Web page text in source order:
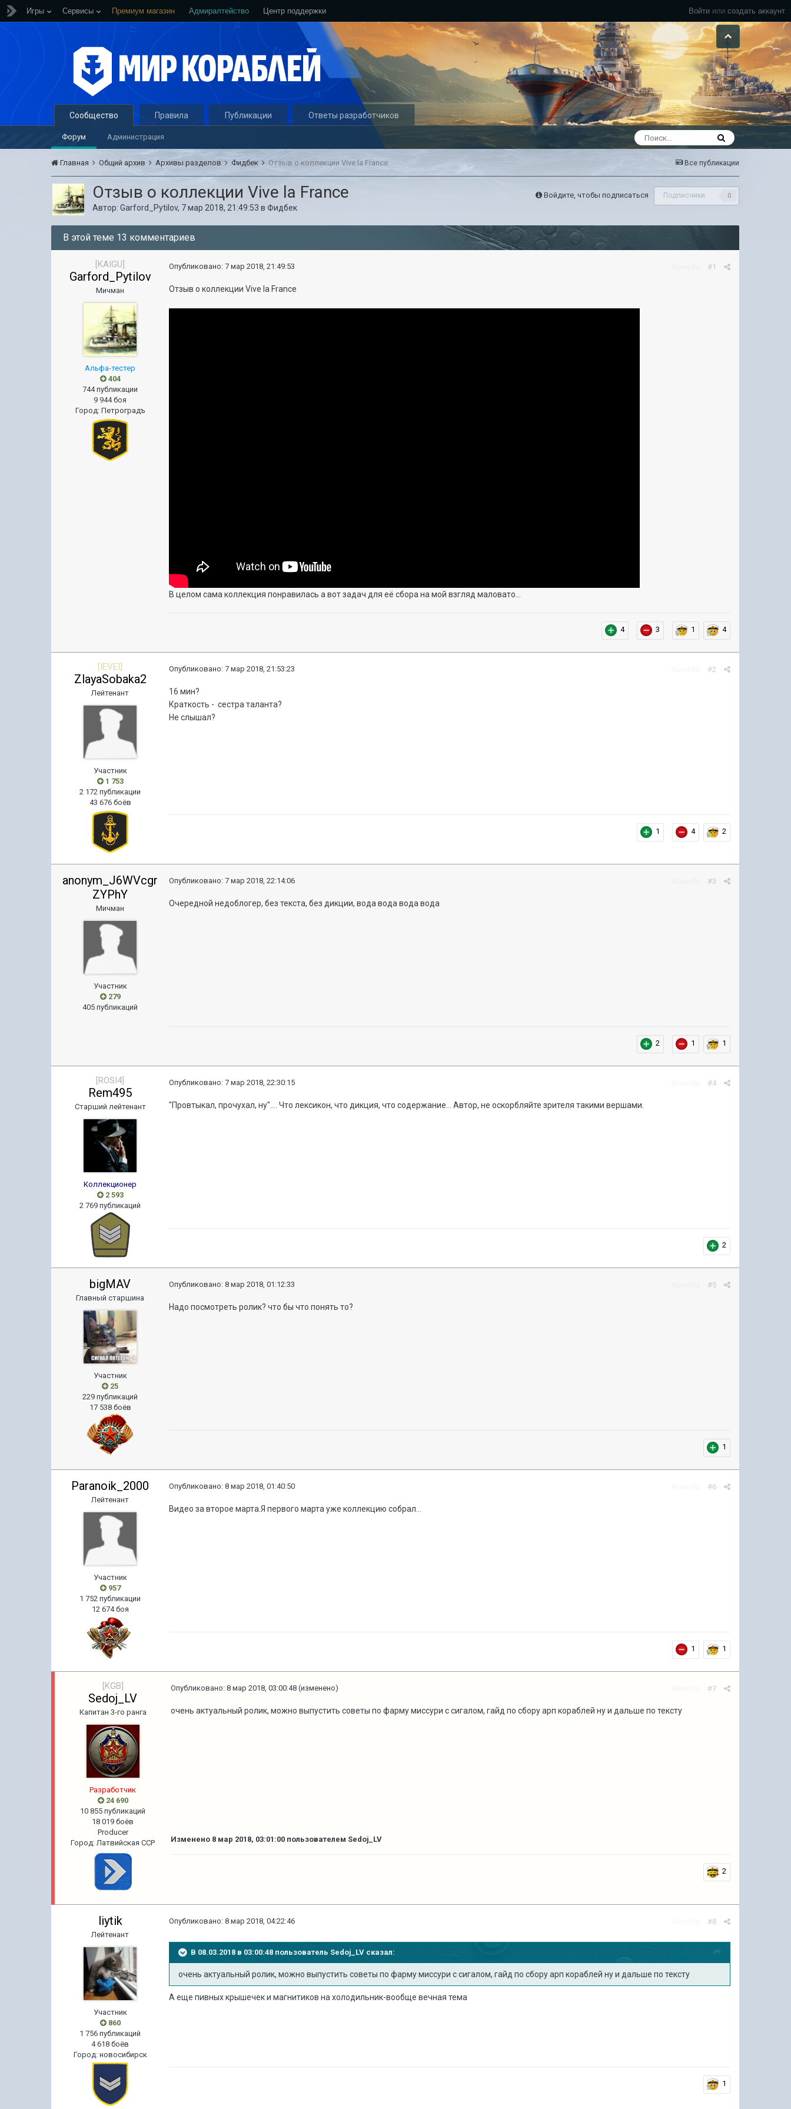
Войти или создать аккаунт
Игры Сервисы Премиум магазин Адмиралтейство Центр поддержки
Сообщество
Форум Администрация
Правила Публикации Ответы разработчиков
Все публикации
Главная Общий архив Архивы разделов Фидбек Отзыв о коллекции Vive la France
Войдите, чтобы подписаться Подписчики 0
Отзыв о коллекции Vive la France
Автор:Garford_Pytilov, 7 мар 2018, 21:49:53 вФидбек
В этой теме 13 комментариев
[KAIGU]
Garford_Pytilov
Мичман
Альфа-тестер
404
744 публикации
9 944 боя
Город:Петроградъ
#1
Опубликовано:7 мар 2018, 21:49:53
Отзыв о коллекции Vive la France
В целом сама коллекция понравилась а вот задач для её сбора на мой взгляд маловато...
4 3 1 4
[IEVEI]
ZlayaSobaka2
Лейтенант
Участник
1 753
2 172 публикации
43 676 боёв
#2
Опубликовано:7 мар 2018, 21:53:23
16 мин?
Краткость - сестра таланта?
Не слышал?
1 4 2
anonym_J6WVcgr
ZYPhY
Мичман
Участник
279
405 публикаций
#3
Опубликовано:7 мар 2018, 22:14:06
Очередной недоблогер, без текста, без дикции, вода вода вода вода
2 1 1
[ROSI4]
Rem495
Старший лейтенант
Коллекционер
2 593
2 769 публикаций
#4
Опубликовано:7 мар 2018, 22:30:15
"Провтыкал, прочухал, ну".... Что лексикон, что дикция, что содержание... Автор, не оскорбляйте зрителя такими вершами.
2
bigMAV
Главный старшина
Участник
25
229 публикаций
17 538 боёв
#5
Опубликовано:8 мар 2018, 01:12:33
Надо посмотреть ролик? что бы что понять то?
1
Paranoik_2000
Лейтенант
Участник
957
1 752 публикации
12 674 боя
#6
Опубликовано:8 мар 2018, 01:40:50
Видео за второе марта.Я первого марта уже коллекцию собрал...
1 1
[KGB]
Sedoj_LV
Капитан 3-го ранга
Pазработчик
24 690
10 855 публикаций
18 019 боёв
Producer
Город:Латвийская ССР
#7
Опубликовано:8 мар 2018, 03:00:48 (изменено)
очень актуальный ролик, можно выпустить советы по фарму миссури с сигалом, гайд по сбору арп кораблей ну и дальше по тексту
Изменено 8 мар 2018, 03:01:00 пользователем Sedoj_LV
2
liytik
Лейтенант
Участник
860
1 756 публикаций
4 618 боёв
Город: новосибирск
#8
Опубликовано:8 мар 2018, 04:22:46
В 08.03.2018 в 03:00:48 пользователь Sedoj_LV сказал:
очень актуальный ролик, можно выпустить советы по фарму миссури с сигалом, гайд по сбору арп кораблей ну и дальше по тексту
А еще пивных крышечек и магнитиков на холодильник-вообще вечная тема
1